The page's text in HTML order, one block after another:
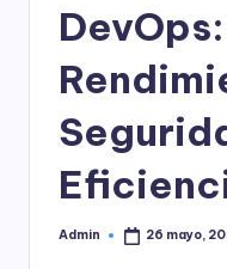
DevOps:
Publicado
Admin 26 mayo,